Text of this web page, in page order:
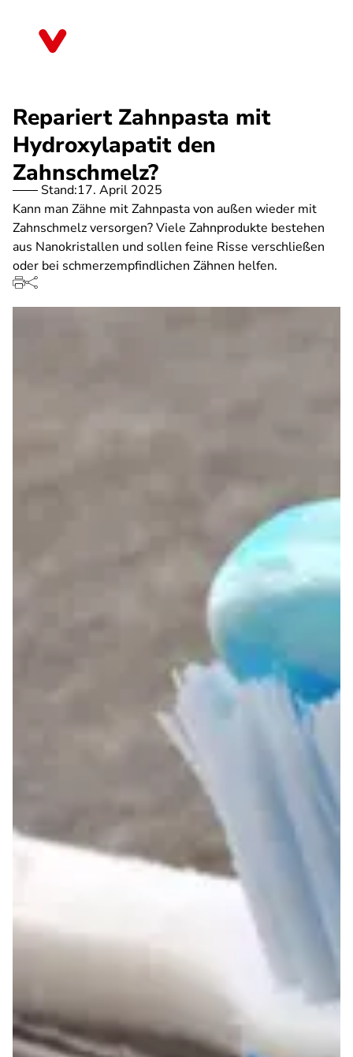
Repariert Zahnpasta mit
Hydroxylapatit den
Zahnschmelz?
Stand:17. April 2025
Kann man Zähne mit Zahnpasta von außen wieder mit
Zahnschmelz versorgen? Viele Zahnprodukte bestehen
aus Nanokristallen und sollen feine Risse verschließen
oder bei schmerzempfindlichen Zähnen helfen.